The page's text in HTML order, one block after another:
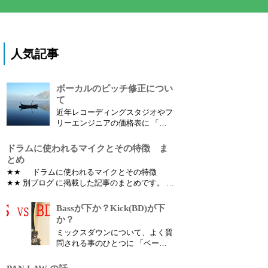
人気記事
ボーカルのピッチ修正につい
て
近年レコーディングスタジオやフ
リーエンジニアの価格表に 「ボ
目があります。 ではボーカルの
ピッチ修正（音程修正）とは何の
為にするのでしょうか？
ドラムに使われるマイクとその特徴 ま
とめ
★★ ドラムに使われるマイクとその特徴
★★ 別ブログ に掲載した記事のまとめです。 ど
う疑問を持っている人は多いはずです。 パーツ
別の別のマイクの違いによる音色の特徴、使い
方など書いていこうと思います。
Bassが下か？Kick(BD)が下
か？
ミックスダウンについて、よく質
問される事のひとつに 「ベース
が良いですか？」 というものが